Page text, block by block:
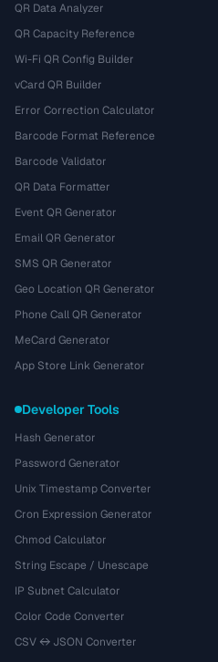
QR Data Analyzer
QR Capacity Reference
Wi-Fi QR Config Builder
vCard QR Builder
Error Correction Calculator
Barcode Format Reference
Barcode Validator
QR Data Formatter
Event QR Generator
Email QR Generator
SMS QR Generator
Geo Location QR Generator
Phone Call QR Generator
MeCard Generator
App Store Link Generator
Developer Tools
Hash Generator
Password Generator
Unix Timestamp Converter
Cron Expression Generator
Chmod Calculator
String Escape / Unescape
IP Subnet Calculator
Color Code Converter
CSV ↔ JSON Converter